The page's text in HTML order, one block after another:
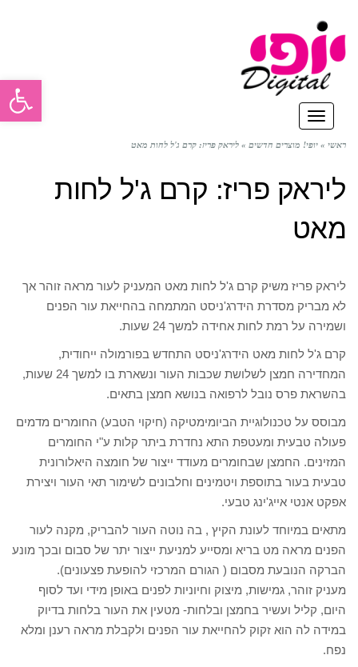
תפריט
ראשי » יופי! מוצרים חדשים » ליראק פריז: קרם ג'ל לחות מאט
ליראק פריז: קרם ג'ל לחות
מאט
ליראק פריז משיק קרם ג'ל לחות מאט המעניק לעור מראה זוהר אך
לא מבריק מסדרת הידרג'ניסט המתמחה בהחייאת עור הפנים
ושמירה על רמת לחות אחידה למשך 24 שעות.
קרם ג'ל לחות מאט הידרג'ניסט התחדש בפורמולה ייחודית,
המחדירה חמצן לשלושת שכבות העור ונשארת בו למשך 24 שעות,
בהשראת פרס נובל לרפואה בנושא חמצן בתאים.
מבוסס על טכנולוגיית הביומימטיקה (חיקוי הטבע) החומרים מדמים
פעולה טבעית ומעטפת התא נחדרת ביתר קלות ע"י החומרים
המזינים. החמצן שבחומרים מעודד ייצור של חומצה היאלורונית
טבעית בעור בתוספת ויטמינים וחלבונים לשימור תאי העור ויצירת
אפקט אנטי אייג'ינג טבעי.
מתאים במיוחד לעונת הקיץ , בה נוטה העור להבריק, מקנה לעור
הפנים מראה מט בריא ומסייע למניעת ייצור יתר של סבום ובכך מונע
הברקה הנובעת מסבום ( הגורם המרכזי להופעת פצעונים).
מעניק זוהר, גמישות, מיצוק וחיוניות לפנים באופן מידי ועד לסוף
היום, קליל ועשיר בחמצן ובלחות- מטעין את העור בלחות בדיוק
במידה לה הוא זקוק להחייאת עור הפנים ולקבלת מראה רענן ומלא
נפח.
פתח